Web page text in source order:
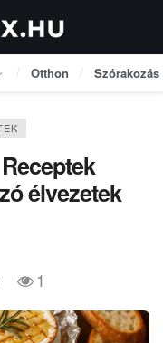
Otthon Szórakozás
élvezetek
1